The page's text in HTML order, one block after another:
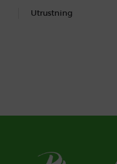
Utrustning